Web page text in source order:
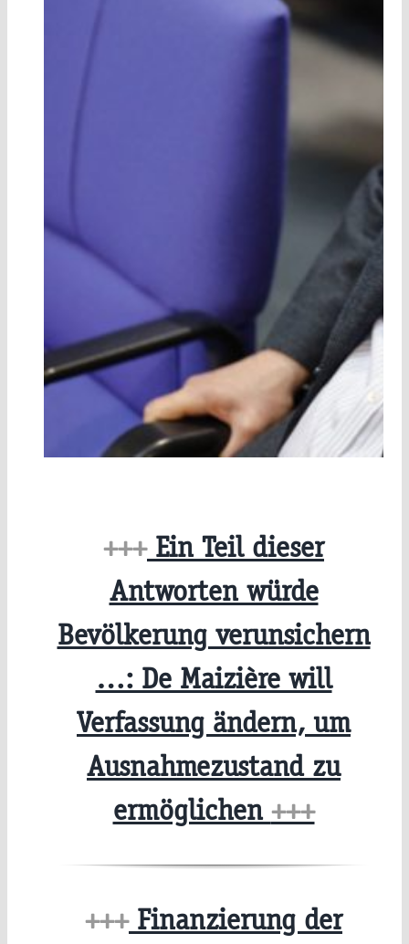
+++Ein Teil dieser
Antworten würde
Bevölkerung verunsichern
…: De Maizière will
Verfassung ändern, um
Ausnahmezustand zu
ermöglichen +++
+++Finanzierung der